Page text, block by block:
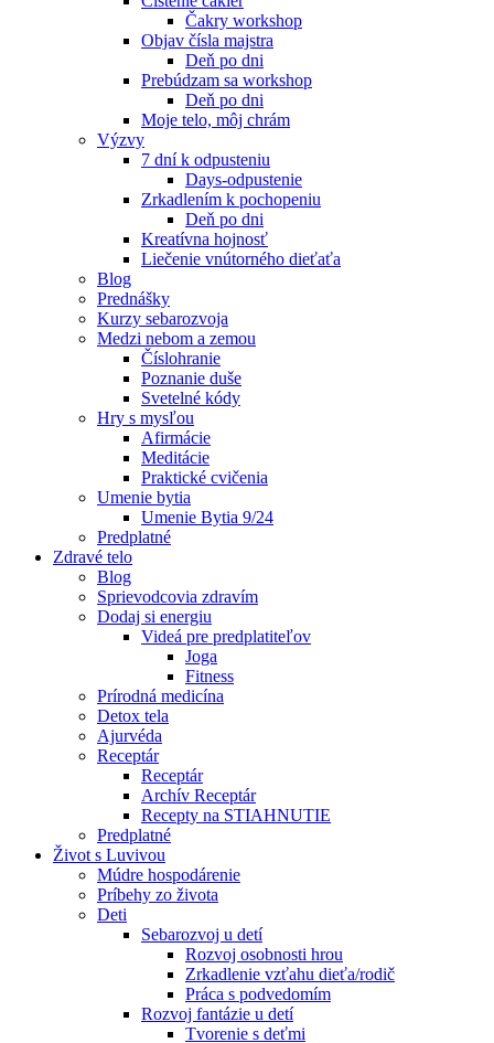
Čakry workshop
Objav čísla majstra
Deň po dni
Prebúdzam sa workshop
Deň po dni
Moje telo, môj chrám
Výzvy
7 dní k odpusteniu
Days-odpustenie
Zrkadlením k pochopeniu
Deň po dni
Kreatívna hojnosť
Liečenie vnútorného dieťaťa
Blog
Prednášky
Kurzy sebarozvoja
Medzi nebom a zemou
Číslohranie
Poznanie duše
Svetelné kódy
Hry s mysľou
Afirmácie
Meditácie
Praktické cvičenia
Umenie bytia
Umenie Bytia 9/24
Predplatné
Zdravé telo
Blog
Sprievodcovia zdravím
Dodaj si energiu
Videá pre predplatiteľov
Joga
Fitness
Prírodná medicína
Detox tela
Ajurvéda
Receptár
Receptár
Archív Receptár
Recepty na STIAHNUTIE
Predplatné
Život s Luvivou
Múdre hospodárenie
Príbehy zo života
Deti
Sebarozvoj u detí
Rozvoj osobnosti hrou
Zrkadlenie vzťahu dieťa/rodič
Práca s podvedomím
Rozvoj fantázie u detí
Tvorenie s deťmi